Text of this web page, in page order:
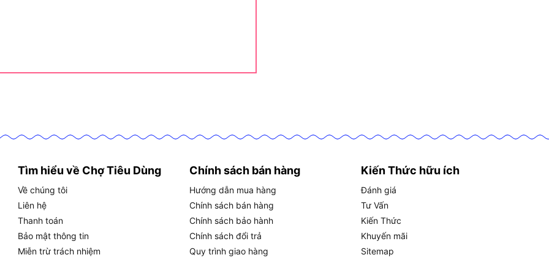
s, cắt nhanh và mịn trên gỗ tự nhiên và cành
sát, tăng độ bền cho xích và lam cưa.
trượt với độ nhám cao, giúp thao tác dễ dàng
xích giúp giảm nguy cơ tai nạn trong quá trình
cưa hợp kim chống gỉ, phù hợp với môi trường ẩm
Tìm hiểu về Chợ Tiêu Dùng
Về chúng tôi
Liên hệ
Thanh toán
Bảo mật thông tin
Miễn trừ trách nhiệm
Chính sách bán hàng
Hướng dẫn mua hàng
Chính sách bán hàng
Chính sách bảo hành
Chính sách đổi trả
Quy trình giao hàng
Kiến Thức hữu ích
Đánh giá
Tư Vấn
Kiến Thức
Khuyến mãi
Sitemap